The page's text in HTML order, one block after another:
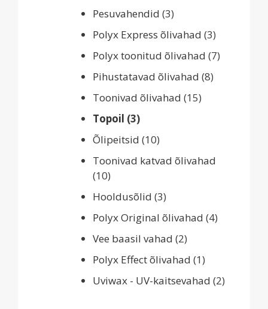
Pesuvahendid (3)
Polyx Express õlivahad (3)
Polyx toonitud õlivahad (7)
Pihustatavad õlivahad (8)
Toonivad õlivahad (15)
Topoil (3)
Õlipeitsid (10)
Toonivad katvad õlivahad
(10)
Hooldusõlid (3)
Polyx Original õlivahad (4)
Vee baasil vahad (2)
Polyx Effect õlivahad (1)
Uviwax - UV-kaitsevahad (2)